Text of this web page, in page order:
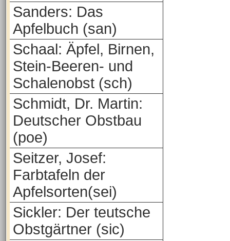
Sanders: Das
Apfelbuch (san)
Schaal: Äpfel, Birnen,
Stein-Beeren- und
Schalenobst (sch)
Schmidt, Dr. Martin:
Deutscher Obstbau
(poe)
Seitzer, Josef:
Farbtafeln der
Apfelsorten(sei)
Sickler: Der teutsche
Obstgärtner (sic)